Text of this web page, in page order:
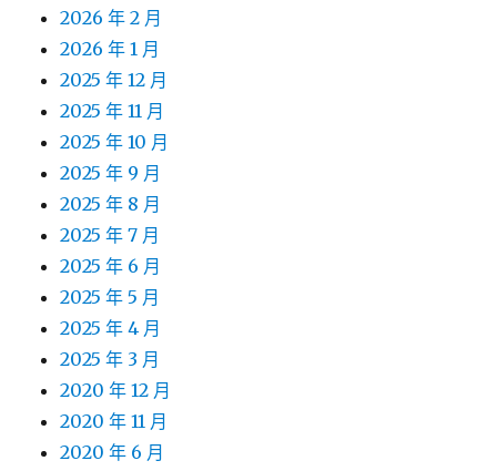
2026 年 2 月
2026 年 1 月
2025 年 12 月
2025 年 11 月
2025 年 10 月
2025 年 9 月
2025 年 8 月
2025 年 7 月
2025 年 6 月
2025 年 5 月
2025 年 4 月
2025 年 3 月
2020 年 12 月
2020 年 11 月
2020 年 6 月